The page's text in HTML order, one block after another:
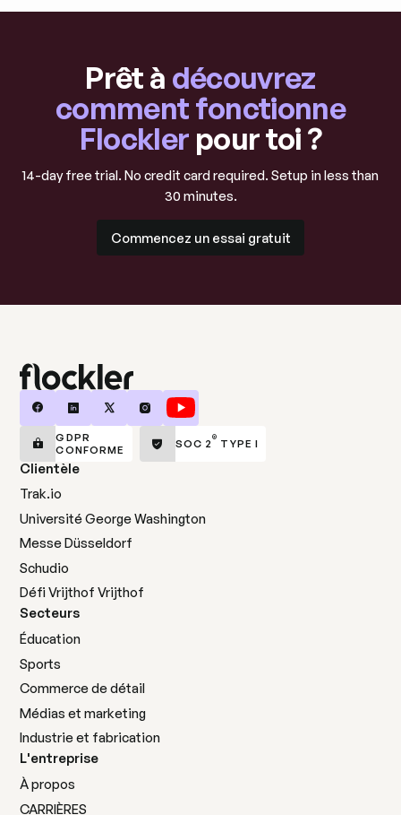
Prêt à découvrez
comment fonctionne
Flockler pour toi ?
14-day free trial. No credit card required. Setup in less than
30 minutes.
Commencez un essai gratuit
GDPR
CONFORME
SOC 2 ® TYPE I
Clientèle
Trak.io
Université George Washington
Messe Düsseldorf
Schudio
Défi Vrijthof Vrijthof
Secteurs
Éducation
Sports
Commerce de détail
Médias et marketing
Industrie et fabrication
L'entreprise
À propos
CARRIÈRES